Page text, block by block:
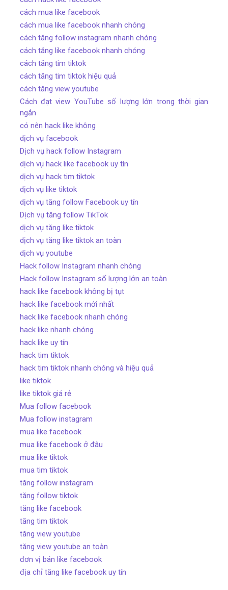
cách mua like facebook
cách mua like facebook nhanh chóng
cách tăng follow instagram nhanh chóng
cách tăng like facebook nhanh chóng
cách tăng tim tiktok
cách tăng tim tiktok hiệu quả
cách tăng view youtube
Cách đạt view YouTube số lượng lớn trong thời gian
ngắn
có nên hack like không
dịch vụ facebook
Dịch vụ hack follow Instagram
dịch vụ hack like facebook uy tín
dịch vụ hack tim tiktok
dịch vụ like tiktok
dịch vụ tăng follow Facebook uy tín
Dịch vụ tăng follow TikTok
dịch vụ tăng like tiktok
dịch vụ tăng like tiktok an toàn
dịch vụ youtube
Hack follow Instagram nhanh chóng
Hack follow Instagram số lượng lớn an toàn
hack like facebook không bị tụt
hack like facebook mới nhất
hack like facebook nhanh chóng
hack like nhanh chóng
hack like uy tín
hack tim tiktok
hack tim tiktok nhanh chóng và hiệu quả
like tiktok
like tiktok giá rẻ
Mua follow facebook
Mua follow instagram
mua like facebook
mua like facebook ở đâu
mua like tiktok
mua tim tiktok
tăng follow instagram
tăng follow tiktok
tăng like facebook
tăng tim tiktok
tăng view youtube
tăng view youtube an toàn
đơn vị bán like facebook
địa chỉ tăng like facebook uy tín